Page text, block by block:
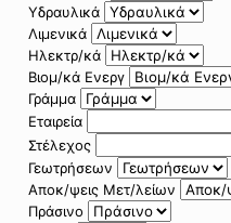
Υδραυλικά
Λιμενικά
Ηλεκτρ/κά
Βιομ/κά Ενεργ
Γράμμα
Εταιρεία
Στέλεχος
Γεωτρήσεων
Αποκ/ψεις Μετ/λείων
Πράσινο